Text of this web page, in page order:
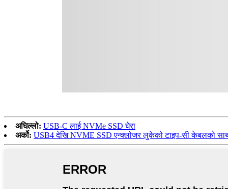
अघिल्लो: USB-C लाई NVMe SSD घेरा
अर्को: USB4 देखि NVME SSD एन्क्लोजर लुकेको टाइप-सी केबलको